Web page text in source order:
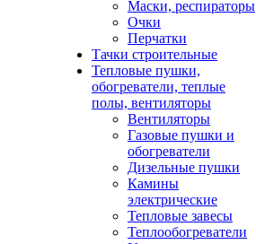
Маски, респираторы
Очки
Перчатки
Тачки строительные
Тепловые пушки,
обогреватели, теплые
полы, вентиляторы
Вентиляторы
Газовые пушки и
обогреватели
Дизельные пушки
Камины
электрические
Тепловые завесы
Теплообогреватели